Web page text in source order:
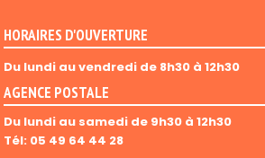
HORAIRES D'OUVERTURE
Du lundi au vendredi de 8h30 à 12h30
AGENCE POSTALE
Du lundi au samedi de 9h30 à 12h30
Tél: 05 49 64 44 28